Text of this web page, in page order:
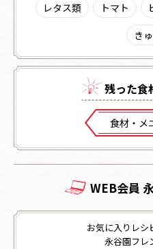
レタス類 トマト
き
残った⾷
⾷材・メ
WEB会員
お気に入りレシ
永谷園フレ